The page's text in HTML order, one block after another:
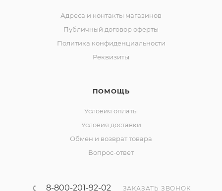
Адреса и контакты магазинов
Публичный договор оферты
Политика конфиденциальности
Реквизиты
ПОМОЩЬ
Условия оплаты
Условия доставки
Обмен и возврат товара
Вопрос-ответ
8-800-201-92-02 ЗАКАЗАТЬ ЗВОНОК